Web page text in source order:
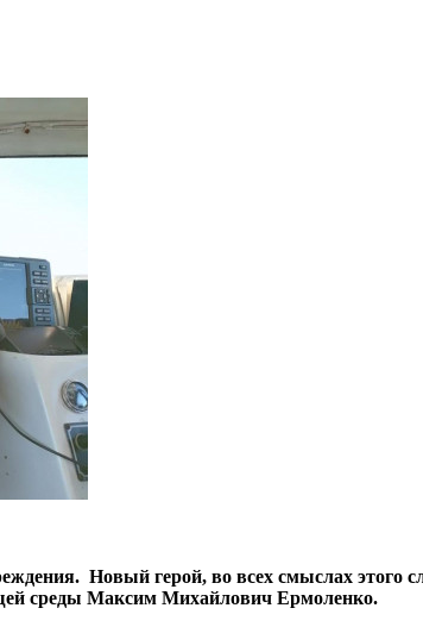
Новый герой, во всех смыслах этого
среды Максим Михайлович Ермоленко.